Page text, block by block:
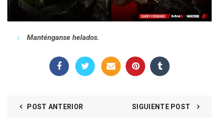
Manténganse helados.
POST ANTERIOR SIGUIENTE POST